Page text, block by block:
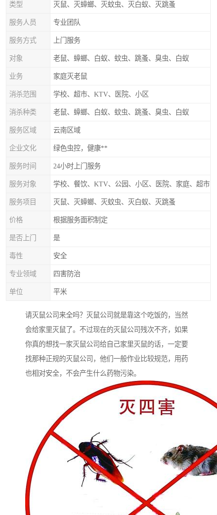
类型 灭鼠、灭蟑螂、灭蚊虫、灭白蚁、灭跳蚤
服务人员 专业团队
服务方式 上门服务
对象 老鼠、蟑螂、白蚁、蚊虫、跳蚤、臭虫、白蚁
业务 家庭灭老鼠
消杀范围 学校、超市、KTV、医院、小区
消杀种类 老鼠、蟑螂、白蚁、蚊虫、跳蚤、臭虫、白蚁
服务区域 云南区域
企业文化 绿色虫控，健康**
服务时间 24小时上门服务
服务对象 学校、餐饮、KTV、公园、小区、医院、家庭、超市
服务项目 灭鼠、灭蟑螂、灭蚊虫、灭白蚁、灭跳蚤
价格 根据服务面积制定
是否上门 是
毒性 安全
专业领域 四害防治
单位 平米
请灭鼠公司来全吗？灭鼠公司就是靠这个吃饭的，当然
会给家里灭鼠了。不过现在的灭鼠公司残次不齐，如果
你真的想找一家灭鼠公司给自己家里灭鼠的话，一定要
找那种正规的灭鼠公司，他们一般作业比较规范，用药
也相对安全，不会产生什么药物污染。